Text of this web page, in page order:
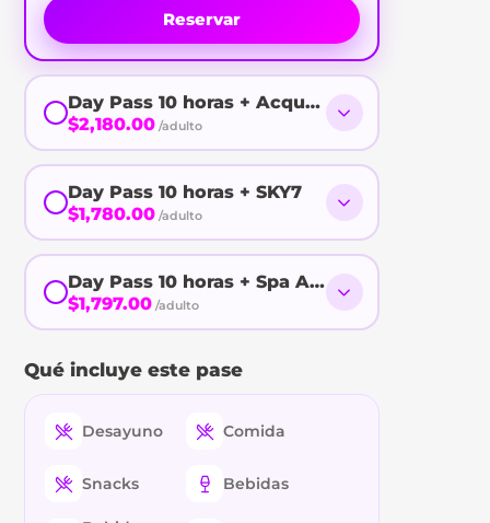
Reservar
Day Pass 10 horas + Acqua Di Mare Spa + SK7
$2,180.00 /adulto
Day Pass 10 horas + SKY7
$1,780.00 /adulto
Day Pass 10 horas + Spa Acqua Di Mare
$1,797.00 /adulto
Qué incluye este pase
Desayuno Comida
Snacks Bebidas